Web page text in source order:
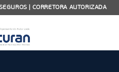
| CORRETORA AUTORIZADA